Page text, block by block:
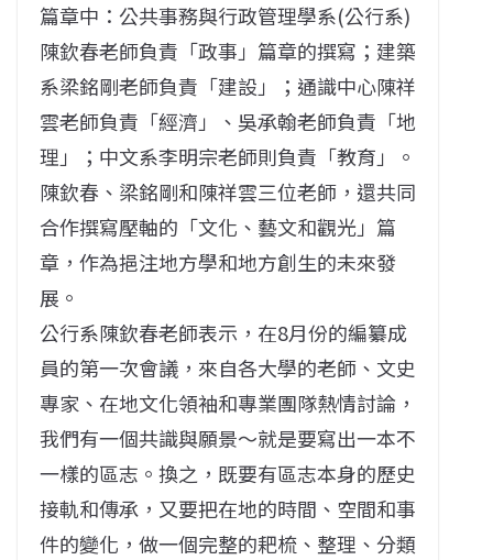
篇章中： 公共事務與行政管理學系(公行系)
陳欽春老師負責「政事」篇章的撰寫； 建築
系梁銘剛老師負責「建設」；通識中心陳祥
雲老師負責「經濟」
、吳承翰老師負責「地
理」；中文系李明宗老師則負責「教育」。
陳欽春、梁銘剛和陳祥雲三位老師，還共同
合作撰寫壓軸的「文化、藝文和觀光」篇
章，作為挹注地方學和地方創生的未來發
展。
公行系陳欽春老師表示，在8月份的編纂成
員的第一次會議， 來自各大學的老師、文史
專家、在地文化領袖和專業團隊熱情討論，
我們有一個共識與願景～就是要寫出一本不
一樣的區志。換之， 既要有區志本身的歷史
接軌和傳承，又要把在地的時間、 空間和事
件的變化，做一個完整的耙梳、整理、分類